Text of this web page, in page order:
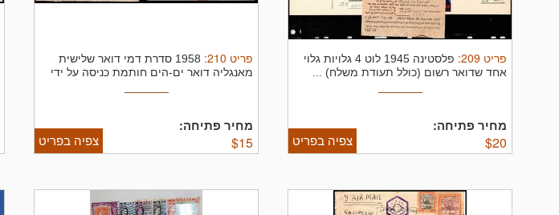
פריט 209
:
פלסטינה 1945 לוט 4 גלויות גלוי
אחד שדואר רשום (כולל תעודת משלח) ...
מחיר פתיחה:
$20 צפיה בפריט
פריט 210
:
1958 סדרת דמי דואר שלישית
מאנגליה דואר ים-הים חותמת כניסה על ידי
מחיר פתיחה:
$15 צפיה בפריט